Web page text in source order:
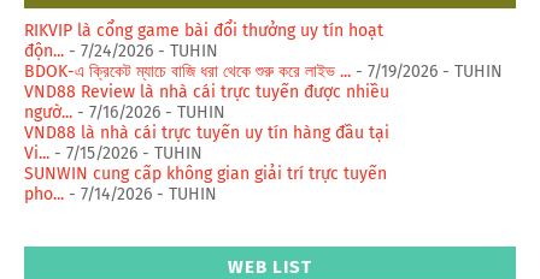
RIKVIP là cổng game bài đổi thưởng uy tín hoạt
độn... - 7/24/2026 - TUHIN
BDOK-এ ক্রিকেট ম্যাচে বাজি ধরা থেকে শুরু করে লাইভ ... - 7/19/2026 - TUHIN
VND88 Review là nhà cái trực tuyến được nhiều
ngườ... - 7/16/2026 - TUHIN
VND88 là nhà cái trực tuyến uy tín hàng đầu tại
Vi... - 7/15/2026 - TUHIN
SUNWIN cung cấp không gian giải trí trực tuyến
pho... - 7/14/2026 - TUHIN
WEB LIST